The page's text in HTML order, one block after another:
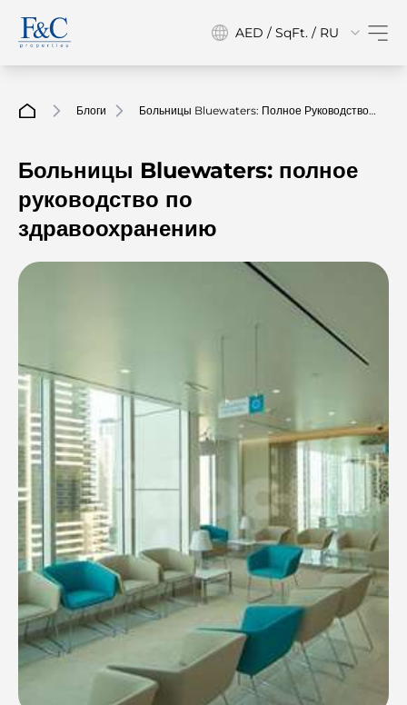
AED / SqFt. / RU
Блоги
Больницы Bluewaters: Полное Руководство
Больницы Bluewaters: полное
руководство по
здравоохранению